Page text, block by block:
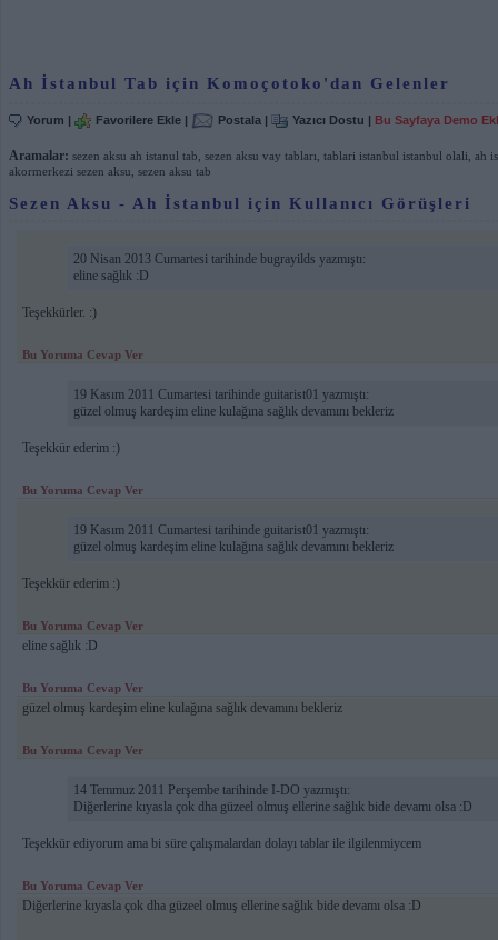
Ah İstanbul Tab için Komoçotoko'dan Gelenler
Yorum | Favorilere Ekle | Postala | Yazıcı Dostu | Bu Sayfaya Demo
Aramalar: sezen aksu ah istanul tab sezen aksu vay tabları tablari istanbul istanbul olali ah
akormerkezi sezen aksu sezen aksu tab
Sezen Aksu - Ah İstanbul için Kullanıcı Görüşleri
20 Nisan 2013 Cumartesi tarihinde bugrayilds yazmıştı:
eline sağlık :D
Teşekkürler. :)
Bu Yoruma Cevap Ver
19 Kasım 2011 Cumartesi tarihinde guitarist01 yazmıştı:
güzel olmuş kardeşim eline kulağına sağlık devamını bekleriz
Teşekkür ederim :)
Bu Yoruma Cevap Ver
19 Kasım 2011 Cumartesi tarihinde guitarist01 yazmıştı:
güzel olmuş kardeşim eline kulağına sağlık devamını bekleriz
Teşekkür ederim :)
Bu Yoruma Cevap Ver
eline sağlık :D
Bu Yoruma Cevap Ver
güzel olmuş kardeşim eline kulağına sağlık devamını bekleriz
Bu Yoruma Cevap Ver
14 Temmuz 2011 Perşembe tarihinde I-DO yazmıştı:
Diğerlerine kıyasla çok dha güzeel olmuş ellerine sağlık bide devamı olsa :D
Teşekkür ediyorum ama bi süre çalışmalardan dolayı tablar ile ilgilenmiycem
Bu Yoruma Cevap Ver
Diğerlerine kıyasla çok dha güzeel olmuş ellerine sağlık bide devamı olsa :D